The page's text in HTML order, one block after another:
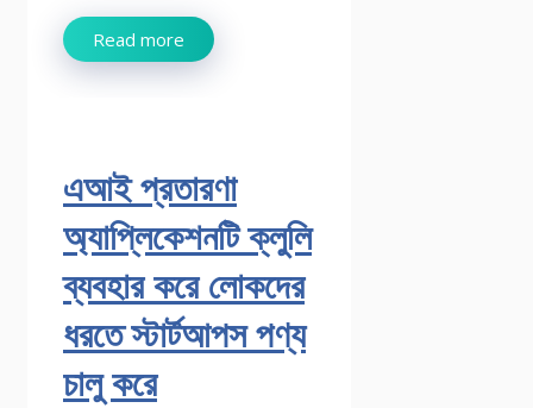
Read more
এআই প্রতারণা
অ্যাপ্লিকেশনটি ক্লুলি
ব্যবহার করে লোকদের
ধরতে স্টার্টআপস পণ্য
চালু করে